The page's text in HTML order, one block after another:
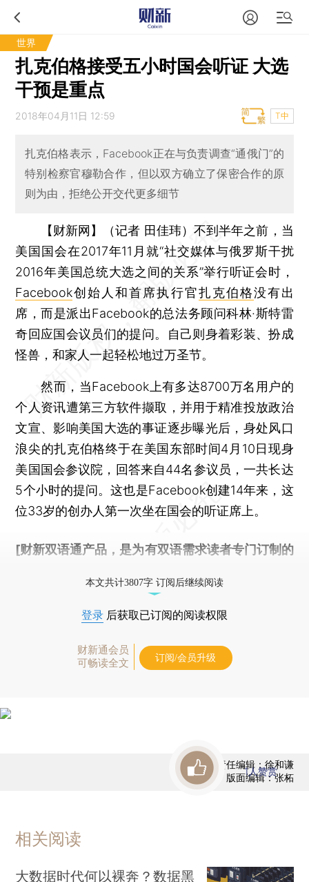
世界
扎克伯格接受五小时国会听证 大选
干预是重点
2018年04月11日 12:59 T中
扎克伯格表示，Facebook正在与负责调查“通俄门”的
特别检察官穆勒合作，但以双方确立了保密合作的原
则为由，拒绝公开交代更多细节
【财新网】（记者 田佳玮） 不到半年之前，当
美国国会在2017年11月就“社交媒体与俄罗斯干扰
2016年美国总统大选之间的关系”举行听证会时，
Facebook创始人和首席执行官扎克伯格没有出
席，而是派出Facebook的总法务顾问科林·斯特雷
奇回应国会议员们的提问。自己则身着彩装、扮成
怪兽，和家人一起轻松地过万圣节。
然而，当Facebook上有多达8700万名用户的
个人资讯遭第三方软件撷取，并用于精准投放政治
文宣、影响美国大选的事证逐步曝光后，身处风口
浪尖的扎克伯格终于在美国东部时间4月10日现身
美国国会参议院，回答来自44名参议员，一共长达
5个小时的提问。这也是Facebook创建14年来，这
位33岁的创办人第一次坐在国会的听证席上。
[财新双语通产品，是为有双语需求读者专门订制的
本文共计3807字 订阅后继续阅读
登录 后获取已订阅的阅读权限
财新通会员
可畅读全文
订阅/会员升级
责任编辑：徐和谦
版面编辑：张柘
1人赞赏
相关阅读
大数据时代何以裸奔？数据黑